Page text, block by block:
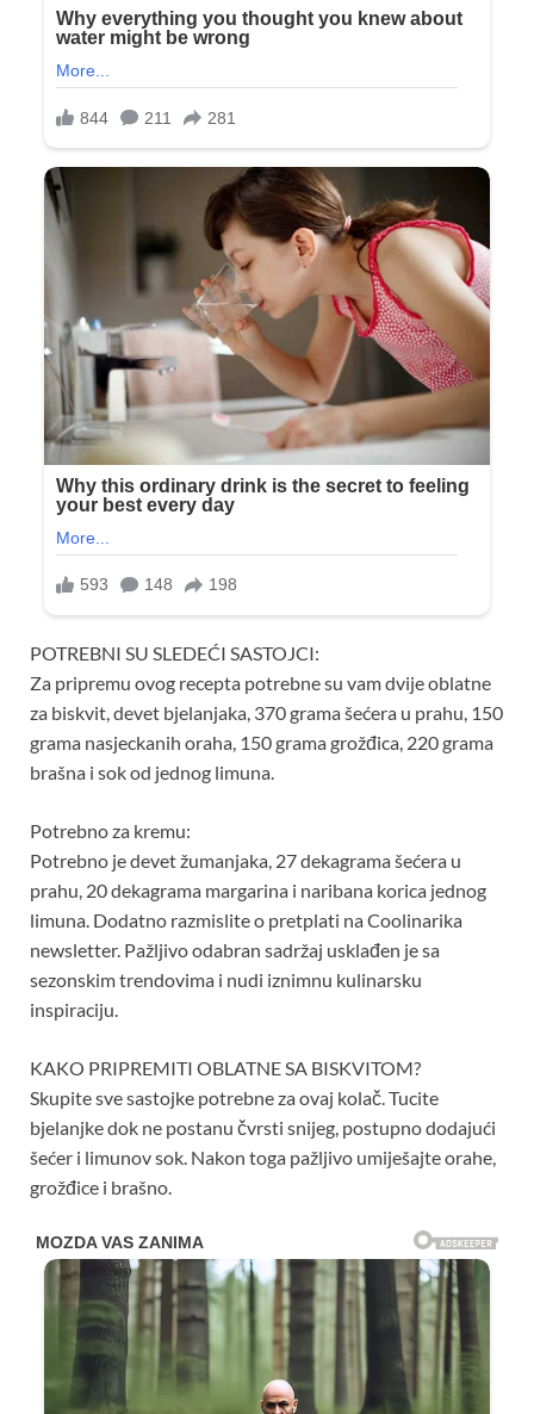
POTREBNI SU SLEDEĆI SASTOJCI:
Za pripremu ovog recepta potrebne su vam dvije oblatne
za biskvit, devet bjelanjaka, 370 grama šećera u prahu, 150
grama nasjeckanih oraha, 150 grama grožđica, 220 grama
brašna i sok od jednog limuna.
Potrebno za kremu:
Potrebno je devet žumanjaka, 27 dekagrama šećera u
prahu, 20 dekagrama margarina i naribana korica jednog
limuna. Dodatno razmislite o pretplati na Coolinarika
newsletter. Pažljivo odabran sadržaj usklađen je sa
sezonskim trendovima i nudi iznimnu kulinarsku
inspiraciju.
KAKO PRIPREMITI OBLATNE SA BISKVITOM?
Skupite sve sastojke potrebne za ovaj kolač. Tucite
bjelanjke dok ne postanu čvrsti snijeg, postupno dodajući
šećer i limunov sok. Nakon toga pažljivo umiješajte orahe,
grožđice i brašno.